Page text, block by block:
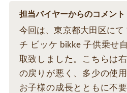
担当バイヤーからのコメント
今回は、東京都大田区に
チ ビッケ bikke 子供乗せ
取致しました。こちらは
の戻りが悪く、多少の使
お子様の成長とともに不